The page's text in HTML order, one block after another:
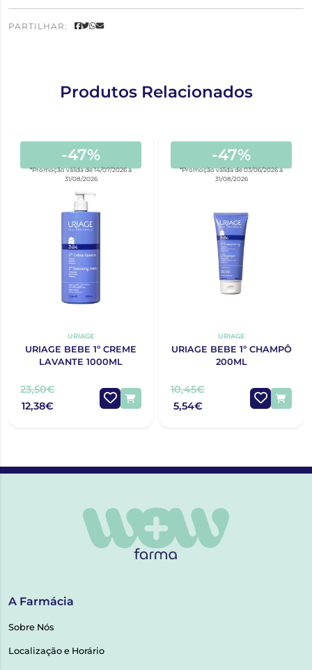
PARTILHAR:
Produtos Relacionados
-47%
*Promoção válida de 14/07/2026 a
31/08/2026
URIAGE
URIAGE BEBE 1º CREME
LAVANTE 1000ML
23,50€
12,38€
-47%
*Promoção válida de 03/06/2026 a
31/08/2026
URIAGE
URIAGE BEBE 1º CHAMPÔ
200ML
10,45€
5,54€
A Farmácia
Sobre Nós
Localização e Horário